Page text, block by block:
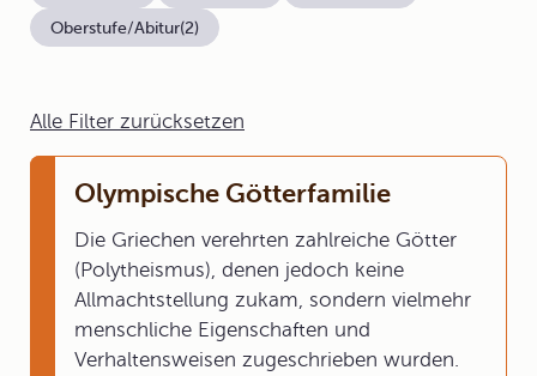
Alle Filter zurücksetzen
Olympische Götterfamilie
Die Griechen verehrten zahlreiche Götter
(Polytheismus), denen jedoch keine
Allmachtstellung zukam, sondern vielmehr
menschliche Eigenschaften und
Verhaltensweisen zugeschrieben wurden.
Oberstufe/Abitur(2)